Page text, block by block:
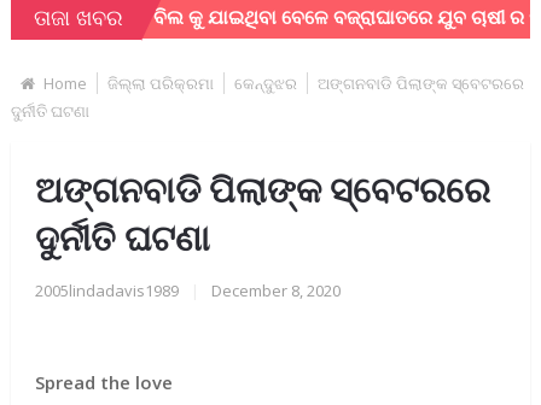
ତାଜା ଖବରବିଲ କୁ ଯାଇଥିବା ବେଳେ ବଜ୍ରାଘାତରେ ଯୁବ ଚାଷୀ ର ମୃତ
Home ଜିଲ୍ଲା ପରିକ୍ରମା କେନ୍ଦୁଝର
ଅଙ୍ଗନବାଡି ପିଲାଙ୍କ ସ୍ବେଟରରେ
ଦୁର୍ନୀତି ଘଟଣା
ଅଙ୍ଗନବାଡି ପିଲାଙ୍କ ସ୍ବେଟରରେ
ଦୁର୍ନୀତି ଘଟଣା
2005lindadavis1989 December 8, 2020
Spread the love